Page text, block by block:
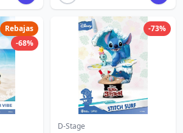
Rebajas
-68%
-73%
D-Stage